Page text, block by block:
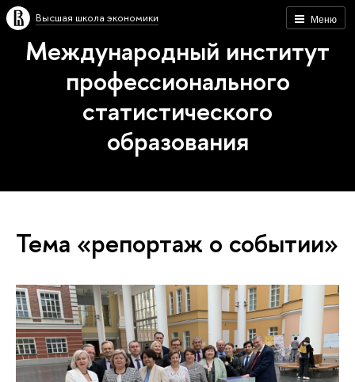
Меню
Высшая школа экономики
Международный институт
профессионального
статистического
образования
Тема «репортаж о событии»